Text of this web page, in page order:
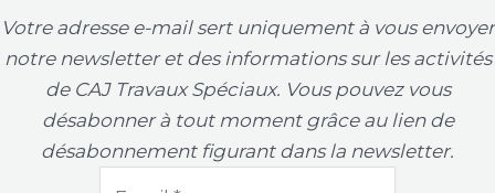
Votre adresse e-mail sert uniquement à vous envoyer
notre newsletter et des informations sur les activités
de CAJ Travaux Spéciaux. Vous pouvez vous
désabonner à tout moment grâce au lien de
désabonnement figurant dans la newsletter.